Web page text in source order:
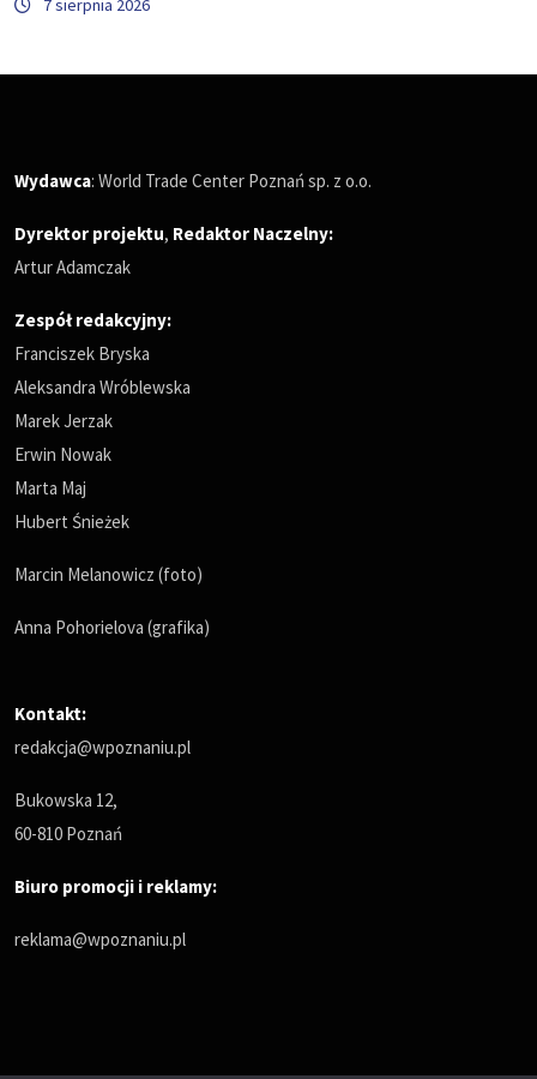
7 sierpnia 2026
Wydawca: World Trade Center Poznań sp. z o.o.
Dyrektor projektu, Redaktor Naczelny:
Artur Adamczak
Zespół redakcyjny:
Franciszek Bryska
Aleksandra Wróblewska
Marek Jerzak
Erwin Nowak
Marta Maj
Hubert Śnieżek
Marcin Melanowicz (foto)
Anna Pohorielova (grafika)
Kontakt:
redakcja@wpoznaniu.pl
Bukowska 12,
60-810 Poznań
Biuro promocji i reklamy:
reklama@wpoznaniu.pl